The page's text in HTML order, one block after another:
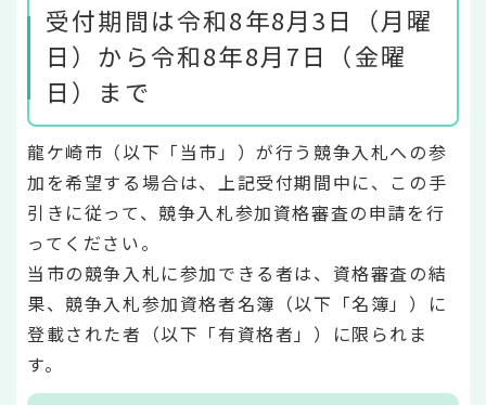
受付期間は令和8年8月3日（月曜
日）から令和8年8月7日（金曜
日）まで
龍ケ崎市（以下「当市」）が行う競争入札への参
加を希望する場合は、上記受付期間中に、この手
引きに従って、競争入札参加資格審査の申請を行
ってください。
当市の競争入札に参加できる者は、資格審査の結
果、競争入札参加資格者名簿（以下「名簿」）に
登載された者（以下「有資格者」）に限られま
す。